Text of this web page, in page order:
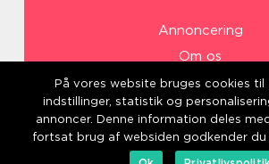
Annoncering
Om os
Cookies
Kontakt os
Sitemap
På vores website bruges cookies til
indstillinger, statistik og
annoncer. Denne information deles
fortsat brug af websiden godkender du